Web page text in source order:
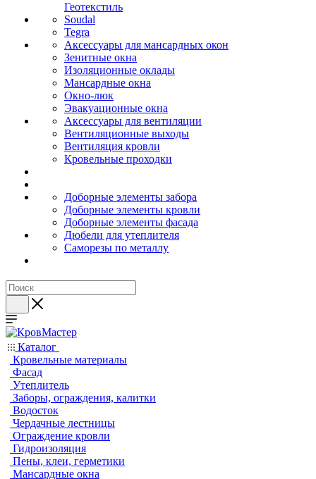
Геотекстиль
Soudal
Tegra
Аксессуары для мансардных окон
Зенитные окна
Изоляционные оклады
Мансардные окна
Окно-люк
Эвакуационные окна
Аксессуары для вентиляции
Вентиляционные выходы
Вентиляция кровли
Кровельные проходки
Доборные элементы забора
Доборные элементы кровли
Доборные элементы фасада
Дюбели для утеплителя
Саморезы по металлу
Каталог
Кровельные материалы
Фасад
Утеплитель
Заборы, ограждения, калитки
Водосток
Чердачные лестницы
Ограждение кровли
Гидроизоляция
Пены, клеи, герметики
Мансардные окна